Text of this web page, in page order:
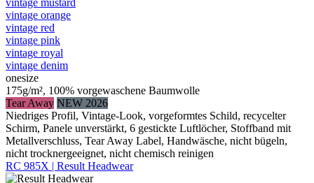
vintage mustard
vintage orange
vintage red
vintage pink
vintage royal
vintage denim
onesize
175g/m², 100% vorgewaschene Baumwolle
Tear Away NEW 2026
Niedriges Profil, Vintage-Look, vorgeformtes Schild, recycelter
Schirm, Panele unverstärkt, 6 gestickte Luftlöcher, Stoffband mit
Metallverschluss, Tear Away Label, Handwäsche, nicht bügeln,
nicht trocknergeeignet, nicht chemisch reinigen
RC 985X | Result Headwear